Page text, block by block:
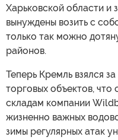
Харьковской области и
вынуждены возить с
только так можно
районов.
Теперь Кремль взялся
торговых объектов, что
складам компании
жизненно важных
зимы регулярных атак